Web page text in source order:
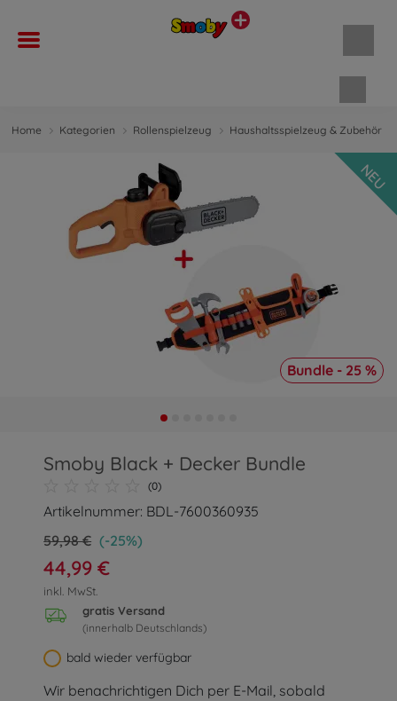
Home Kategorien Rollenspielzeug Haushaltsspielzeug & Zubehör
NEU
Bundle - 25 %
Smoby Black + Decker Bundle
(0)
Artikelnummer: BDL-7600360935
59,98 € (-25%)
44,99 €
inkl. MwSt.
gratis Versand
(innerhalb Deutschlands)
bald wieder verfügbar
Wir benachrichtigen Dich per E-Mail, sobald